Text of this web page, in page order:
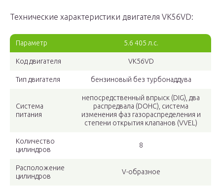
Технические характеристики двигателя VK56VD:
Параметр 5.6 405 л.с.
Код двигателя VK56VD
Тип двигателя бензиновый без турбонаддува
Система
питания
непосредственный впрыск (DIG), два
распредвала (DOHC), система
изменения фаз газораспределения и
степени открытия клапанов (VVEL)
Количество
цилиндров
8
Расположение
цилиндров
V-образное